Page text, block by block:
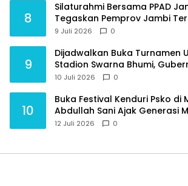
8
Silaturahmi Bersama PPAD
Tegaskan Pemprov Jambi
Purnawirawan
9 Juli 2026 0
9
Dijadwalkan Buka Turnamen
Stadion Swarna Bhumi,
Berlaga Lawan Tim Urawa
10 Juli 2026 0
10
Buka Festival Kenduri Psko di
Abdullah Sani Ajak Generasi
Budaya dan Jauhi Narkoba
12 Juli 2026 0